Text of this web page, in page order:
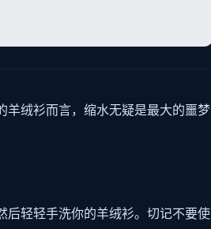
羊绒衫而言，缩水无疑是最大的噩梦
后轻轻手洗你的羊绒衫。切记不要使